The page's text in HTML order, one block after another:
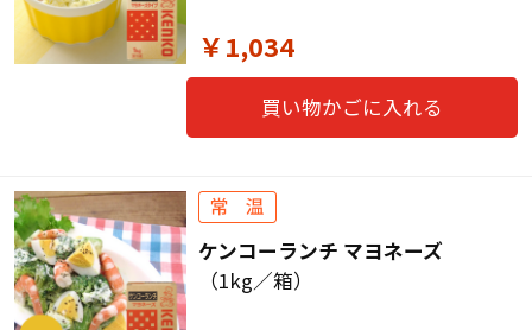
￥1,034
買い物かごに入れる
ケンコーランチ マヨネーズ
（1kg／箱）